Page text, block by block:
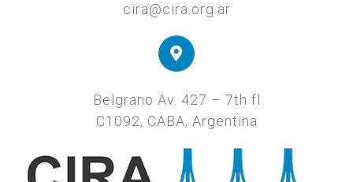
cira@cira.org.ar
Belgrano Av. 427 – 7th fl
C1092, CABA, Argentina